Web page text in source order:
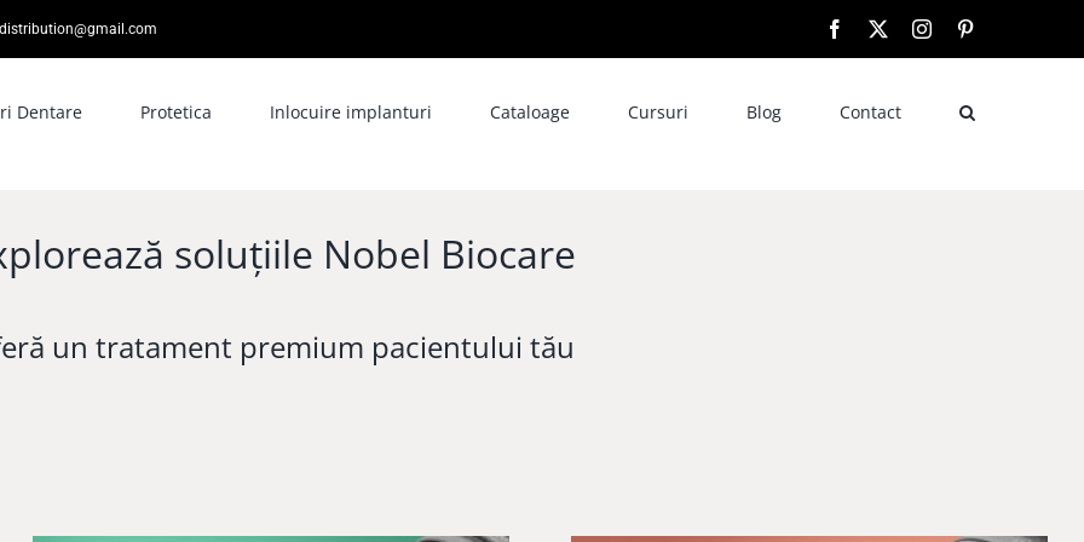
Facebook Instagram
Dentare Protetica Inlocuire implanturi Cataloage Cursuri Blog Contact
soluțiile Nobel Biocare
un tratament premium pacientului tău